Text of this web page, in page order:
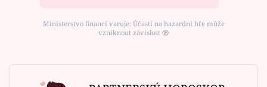
Ministerstvo financí varuje: Účastí na hazardní hře může
vzniknout závislost ⑱